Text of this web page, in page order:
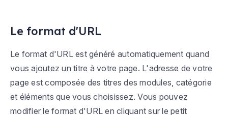
Le format d'URL
Le format d'URL est généré automatiquement quand
vous ajoutez un titre à votre page. L'adresse de votre
page est composée des titres des modules, catégorie
et éléments que vous choisissez. Vous pouvez
modifier le format d'URL en cliquant sur le petit